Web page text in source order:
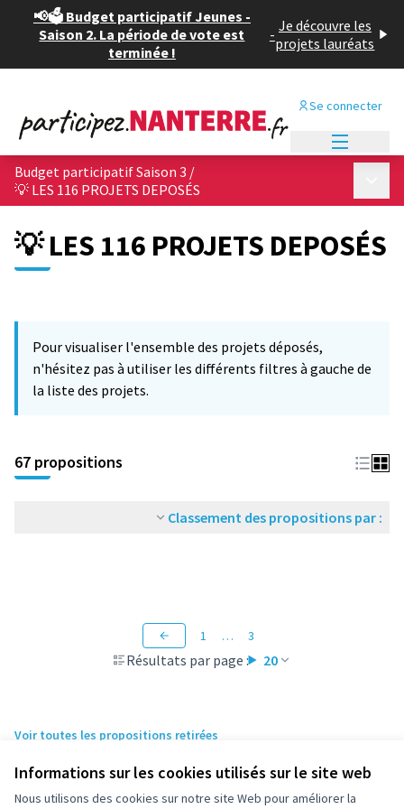
Informations sur les cookies utilisés sur le site web
Nous utilisons des cookies sur notre site Web pour améliorer la
📢🗳️ Budget participatif Jeunes -
Saison 2. La période de vote est
terminée !
- Je découvre les
projets lauréats
Se connecter
Budget participatif Saison 3 /
💡 LES 116 PROJETS DEPOSÉS
💡 LES 116 PROJETS DEPOSÉS
Pour visualiser l'ensemble des projets déposés,
n'hésitez pas à utiliser les différents filtres à gauche de
la liste des projets.
67 propositions
Classement des propositions par :
Résultats par page : 20
1 … 3
Voir toutes les propositions retirées